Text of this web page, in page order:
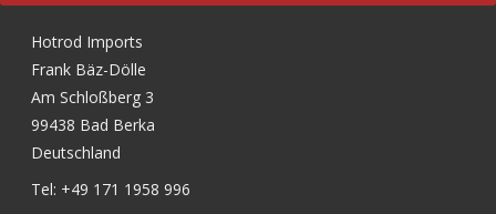
Hotrod Imports
Frank Bäz-Dölle
Am Schloßberg 3
99438 Bad Berka
Deutschland
Tel: +49 171 1958 996